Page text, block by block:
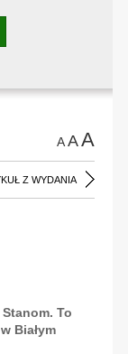
AAA
Z WYDANIA
To
Białym